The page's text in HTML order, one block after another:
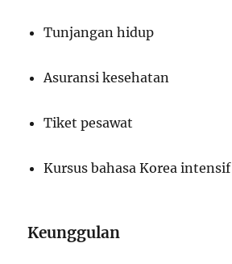
Tunjangan hidup
Asuransi kesehatan
Tiket pesawat
Kursus bahasa Korea intensif
Keunggulan